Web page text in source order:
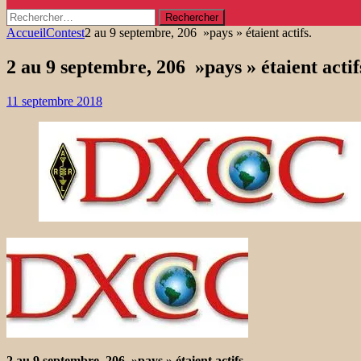
Rechercher :
AccueilContest2 au 9 septembre, 206 »pays » étaient actifs.
2 au 9 septembre, 206 »pays » étaient
11 septembre 2018